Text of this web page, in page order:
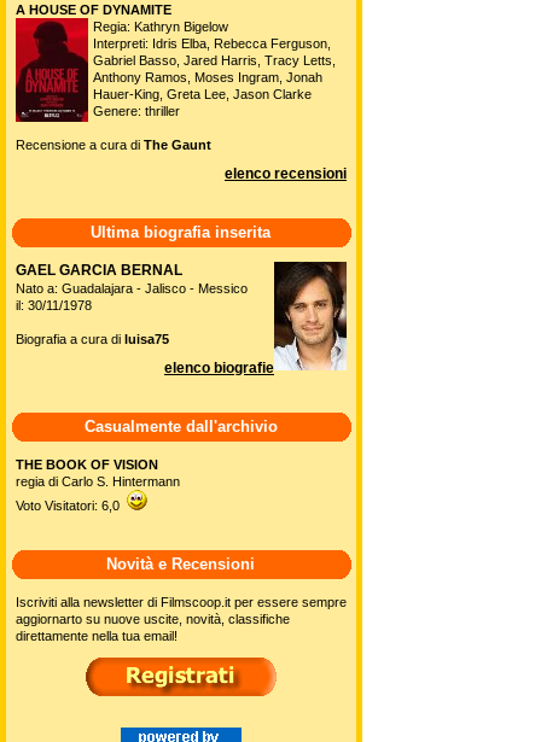
A HOUSE OF DYNAMITE
Regia: Kathryn Bigelow
Interpreti: Idris Elba, Rebecca Ferguson,
Gabriel Basso, Jared Harris, Tracy Letts,
Anthony Ramos, Moses Ingram, Jonah
Hauer-King, Greta Lee, Jason Clarke
Genere: thriller
Recensione a cura di The Gaunt
elenco recensioni
Ultima biografia inserita
GAEL GARCIA BERNAL
Nato a: Guadalajara - Jalisco - Messico
il: 30/11/1978
Biografia a cura di luisa75
elenco biografie
Casualmente dall'archivio
THE BOOK OF VISION
regia di Carlo S. Hintermann
Voto Visitatori: 6,0
Novità e Recensioni
Iscriviti alla newsletter di Filmscoop.it per essere sempre
aggiornarto su nuove uscite, novità, classifiche
direttamente nella tua email!